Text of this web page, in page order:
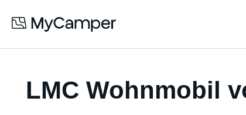
LMC Wohnmobil